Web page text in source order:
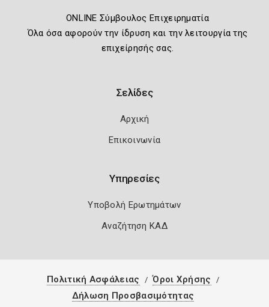
ONLINE Σύμβουλος Επιχειρηματία
Όλα όσα αφορούν την ίδρυση και την λειτουργία της
επιχείρησής σας.
Σελίδες
Αρχική
Επικοινωνία
Υπηρεσίες
Υποβολή Ερωτημάτων
Αναζήτηση ΚΑΔ
Πολιτική Ασφάλειας
Όροι Χρήσης
Δήλωση Προσβασιμότητας